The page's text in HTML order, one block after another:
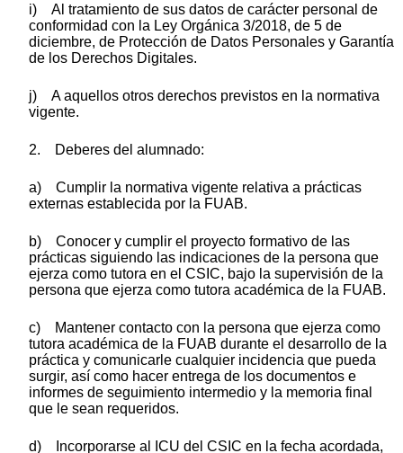
i) Al tratamiento de sus datos de carácter personal de
conformidad con la Ley Orgánica 3/2018, de 5 de
diciembre, de Protección de Datos Personales y Garantía
de los Derechos Digitales.
j) A aquellos otros derechos previstos en la normativa
vigente.
2. Deberes del alumnado:
a) Cumplir la normativa vigente relativa a prácticas
externas establecida por la FUAB.
b) Conocer y cumplir el proyecto formativo de las
prácticas siguiendo las indicaciones de la persona que
ejerza como tutora en el CSIC, bajo la supervisión de la
persona que ejerza como tutora académica de la FUAB.
c) Mantener contacto con la persona que ejerza como
tutora académica de la FUAB durante el desarrollo de la
práctica y comunicarle cualquier incidencia que pueda
surgir, así como hacer entrega de los documentos e
informes de seguimiento intermedio y la memoria final
que le sean requeridos.
d) Incorporarse al ICU del CSIC en la fecha acordada,